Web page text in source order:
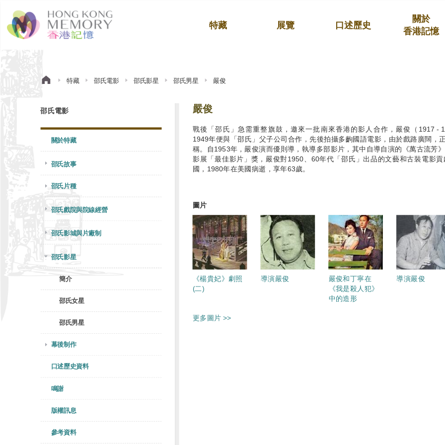
特藏 展覽 口述歷史
關於
香港記憶
特藏 邵氏電影 邵氏影星 邵氏男星 嚴俊
邵氏電影
關於特藏
邵氏故事
邵氏片種
邵氏戲院與院線經營
邵氏影城與片廠制
邵氏影星
簡介
邵氏女星
邵氏男星
幕後制作
口述歷史資料
鳴謝
版權訊息
參考資料
嚴俊
戰後「邵氏」急需重整旗鼓，邀來一批南來香港的影人合作，嚴俊（1917 -
1949年便與「邵氏」父子公司合作，先後拍攝多齣國語電影，由於戲路廣闊，
稱。自1953年，嚴俊演而優則導，執導多部影片，其中自導自演的《萬古流芳
影展「最佳影片」獎，嚴俊對1950、60年代「邵氏」出品的文藝和古裝電影
國，1980年在美國病逝，享年63歲。
圖片
《楊貴妃》劇照
(二)
導演嚴俊
嚴俊和丁寧在
《我是殺人犯》
中的造形
導演嚴俊
更多圖片 >>